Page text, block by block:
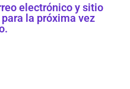
electrónico y sitio
la próxima vez